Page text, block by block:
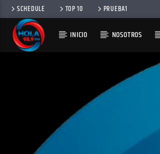
SCHEDULE TOP 10 PRUEBA1
INICIO NOSOTROS